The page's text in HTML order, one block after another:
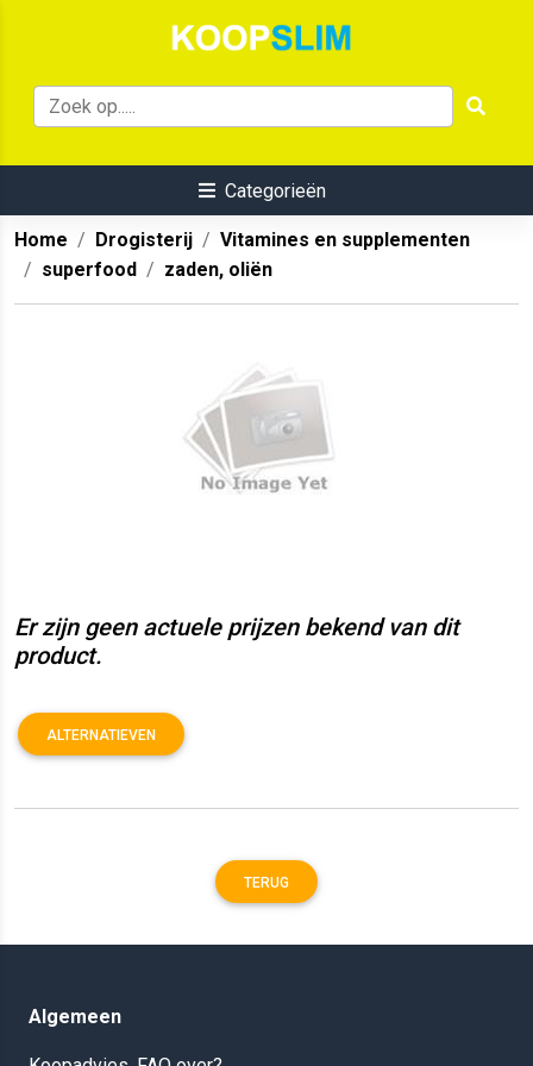
Categorieën
Home Drogisterij
Vitamines en supplementen
superfood
zaden, oliën
Er zijn geen actuele prijzen bekend van dit
product.
ALTERNATIEVEN
TERUG
Algemeen